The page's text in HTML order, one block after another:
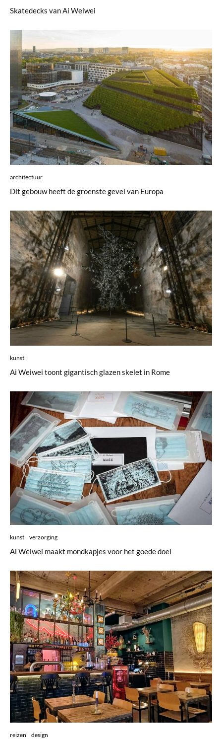
Skatedecks van Ai Weiwei
architectuur
Dit gebouw heeft de groenste gevel van Europa
kunst
Ai Weiwei toont gigantisch glazen skelet in Rome
kunst verzorging
Ai Weiwei maakt mondkapjes voor het goede doel
reizen design